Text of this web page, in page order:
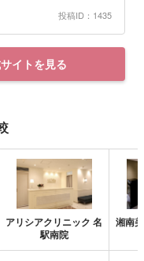
投稿ID：1435
イトを見る
アリシアクリニック 名
駅南院
湘南